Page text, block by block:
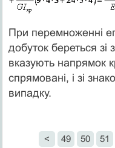
При перемноженні
добуток береться
вказують напрямок
спрямовані, і зі
випадку.
< 49 50 51